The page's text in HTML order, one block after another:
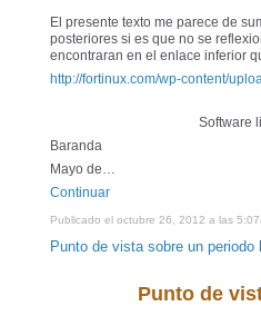
El presente texto me parece de
posteriores si es que no se
encontraran en el enlace inferior
http://fortinux.com/wp-content/
Software
Baranda
Mayo de…
Continuar
Publicado el octubre 26, 2012 a las
Punto de vista sobre un periodo
Punto de